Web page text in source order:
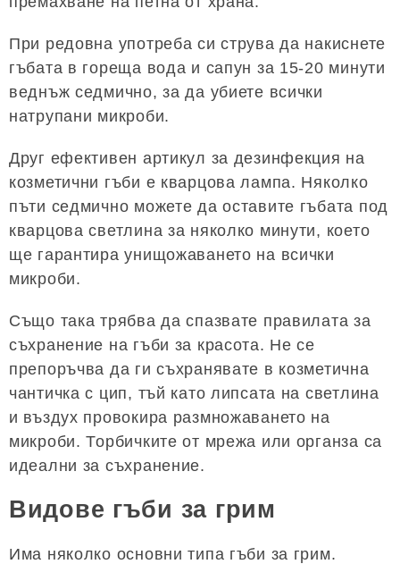
При редовна употреба си струва да накиснете
гъбата в гореща вода и сапун за 15-20 минути
веднъж седмично, за да убиете всички
натрупани микроби.
Друг ефективен артикул за дезинфекция на
козметични гъби е кварцова лампа. Няколко
пъти седмично можете да оставите гъбата под
кварцова светлина за няколко минути, което
ще гарантира унищожаването на всички
микроби.
Също така трябва да спазвате правилата за
съхранение на гъби за красота. Не се
препоръчва да ги съхранявате в козметична
чантичка с цип, тъй като липсата на светлина
и въздух провокира размножаването на
микроби. Торбичките от мрежа или органза са
идеални за съхранение.
Видове гъби за грим
Има няколко основни типа гъби за грим.